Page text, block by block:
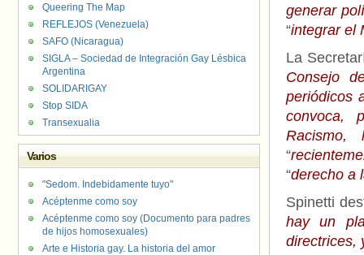
generar
“integrar el
La
Consejo
periódicos
convoca,
“
“derecho a
Spinetti
hay un
directrices,
Queering The Map
REFLEJOS (Venezuela)
SAFO (Nicaragua)
SIGLA – Sociedad de Integración Gay Lésbica
Argentina
SOLIDARIGAY
Stop SIDA
Transexualia
Varios
"Sedom. Indebidamente tuyo"
Acéptenme como soy
Acéptenme como soy (Documento para padres
de hijos homosexuales)
Arte e Historia gay. La historia del amor